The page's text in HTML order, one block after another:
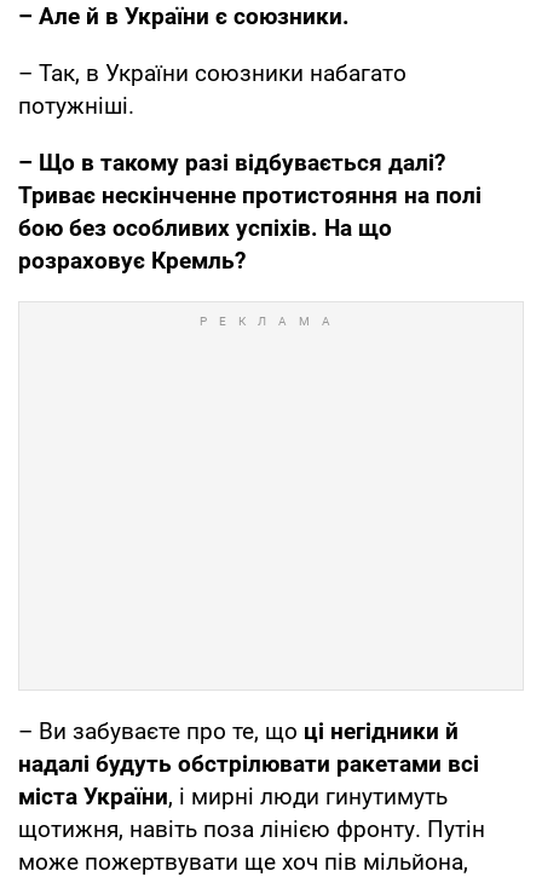
– Але й в України є союзники.
– Так, в України союзники набагато
потужніші.
– Що в такому разі відбувається далі?
Триває нескінченне протистояння на полі
бою без особливих успіхів. На що
розраховує Кремль?
– Ви забуваєте про те, що ці негідники й
надалі будуть обстрілювати ракетами всі
міста України, і мирні люди гинутимуть
щотижня, навіть поза лінією фронту. Путін
може пожертвувати ще хоч пів мільйона,